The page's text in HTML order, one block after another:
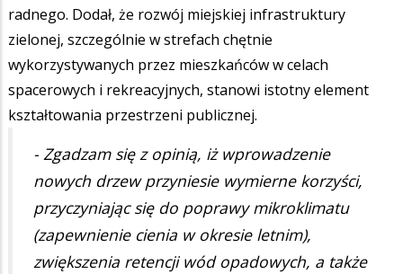
radnego. Dodał, że rozwój miejskiej infrastruktury
zielonej, szczególnie w strefach chętnie
wykorzystywanych przez mieszkańców w celach
spacerowych i rekreacyjnych, stanowi istotny element
kształtowania przestrzeni publicznej.
- Zgadzam się z opinią, iż wprowadzenie
nowych drzew przyniesie wymierne korzyści,
przyczyniając się do poprawy mikroklimatu
(zapewnienie cienia w okresie letnim),
zwiększenia retencji wód opadowych, a także